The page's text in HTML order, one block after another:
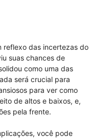
reflexo das incertezas do
suas chances de
como uma das
será crucial para
para ver como
de altos e baixos, e,
pela frente.
você pode